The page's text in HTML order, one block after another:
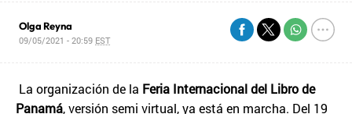
Olga Reyna
09/05/2021 - 20:59 EST
La organización de la Feria Internacional del Libro de
Panamá, versión semi virtual, ya está en marcha. Del 19